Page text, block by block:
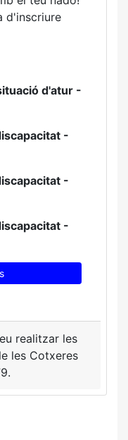
d'inscriure
d'atur -
-
-
-
realitzar les
les Cotxeres